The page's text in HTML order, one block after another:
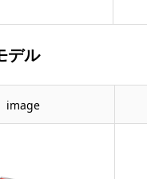
デル
image